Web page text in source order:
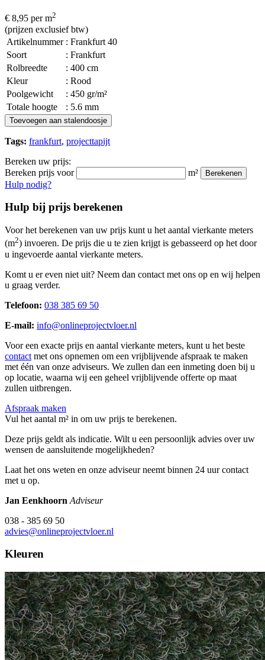
€ 8,95 per m2
(prijzen exclusief btw)
Artikelnummer : Frankfurt 40
Soort
: Frankfurt
Rolbreedte
: 400 cm
Kleur
: Rood
Poolgewicht
: 450 gr/m²
Totale hoogte
: 5.6 mm
Toevoegen aan stalendoosje
Tags: frankfurt, projecttapijt
Bereken uw prijs:
Bereken prijs voor
m² Berekenen
Hulp nodig?
Hulp bij prijs berekenen
Voor het berekenen van uw prijs kunt u het aantal vierkante meters
(m2) invoeren. De prijs die u te zien krijgt is gebasseerd op het door
u ingevoerde aantal vierkante meters.
Komt u er even niet uit? Neem dan contact met ons op en wij helpen
u graag verder.
Telefoon: 038 385 69 50
E-mail: info@onlineprojectvloer.nl
Voor een exacte prijs en aantal vierkante meters, kunt u het beste
contact met ons opnemen om een vrijblijvende afspraak te maken
met één van onze adviseurs. We zullen dan een inmeting doen bij u
op locatie, waarna wij een geheel vrijblijvende offerte op maat
zullen uitbrengen.
Afspraak maken
Vul het aantal m² in om uw prijs te berekenen.
Deze prijs geldt als indicatie. Wilt u een persoonlijk advies over uw
wensen de aansluitende mogelijkheden?
Laat het ons weten en onze adviseur neemt binnen 24 uur contact
met u op.
Jan Eenkhoorn Adviseur
038 - 385 69 50
advies@onlineprojectvloer.nl
Kleuren